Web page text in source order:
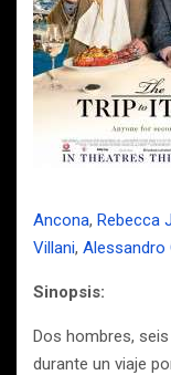
Ancona, Rebecca
Villani, Alessandro
Sinopsis:
Dos hombres,
durante un viaje